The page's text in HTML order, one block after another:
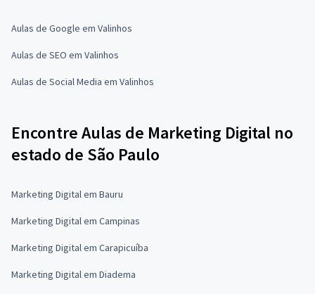
Aulas de Google em Valinhos
Aulas de SEO em Valinhos
Aulas de Social Media em Valinhos
Encontre Aulas de Marketing Digital no
estado de São Paulo
Marketing Digital em Bauru
Marketing Digital em Campinas
Marketing Digital em Carapicuíba
Marketing Digital em Diadema